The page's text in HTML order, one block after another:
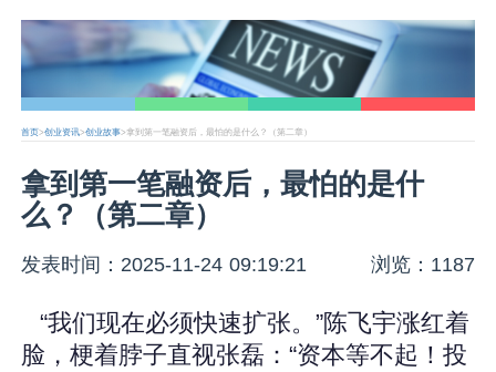
首页>创业资讯>创业故事>拿到第一笔融资后，最怕的是什么？（第二章）
拿到第一笔融资后，最怕的是什
么？（第二章）
发表时间：2025-11-24 09:19:21 浏览：1187
“我们现在必须快速扩张。”陈飞宇涨红着
脸，梗着脖子直视张磊：“资本等不起！投